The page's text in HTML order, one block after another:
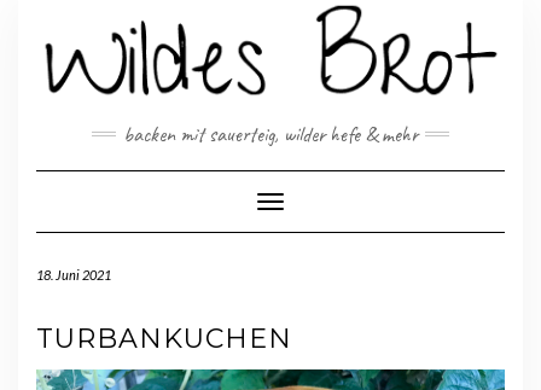
content
backen mit sauerteig, wilder hefe & mehr
Toggle Navigation
18. Juni 2021
TURBANKUCHEN